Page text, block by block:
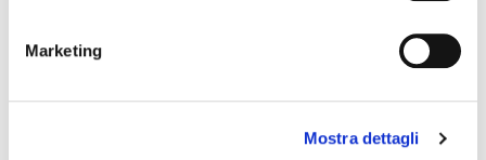
Marketing
Mostra dettagli